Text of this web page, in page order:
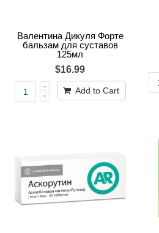
Валентина Дикуля Форте
бальзам для суставов
125мл
$16.99
Add to Cart